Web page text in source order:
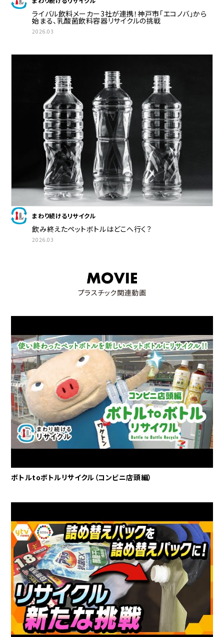
ライバル飲料メーカー3社が連携！神戸市「エコノバ」から
始まる、乳酸菌飲料容器リサイクルの挑戦
2026.03
まわり続けるリサイクル
飲み終えたペットボトルはどこへ行く？
2026.03
プラスチック関連動画
ボトルtoボトルリサイクル（コンビニ店頭編）